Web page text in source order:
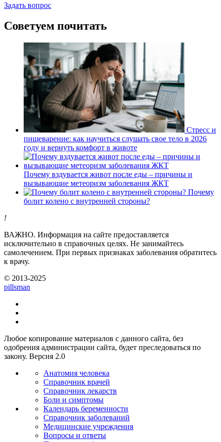
Задать вопрос
Советуем почитать
Стресс и
пищеварение: как научиться слушать свое тело в 2026
году и вернуть комфорт в животе
Почему вздувается живот после еды – причины и
вызывающие метеоризм заболевания ЖКТ
Почему
болит колено с внутренней стороны?
!
ВАЖНО. Информация на сайте предоставляется
исключительно в справочных целях. Не занимайтесь
самолечением. При первых признаках заболевания обратитесь
к врачу.
© 2013-2025
pillsman
Любое копирование материалов с данного сайта, без
одобрения администрации сайта, будет преследоваться по
закону. Версия 2.0
Анатомия человека
Справочник врачей
Справочник лекарств
Боли и симптомы
Календарь беременности
Справочник заболеваний
Медицинские учреждения
Вопросы и ответы